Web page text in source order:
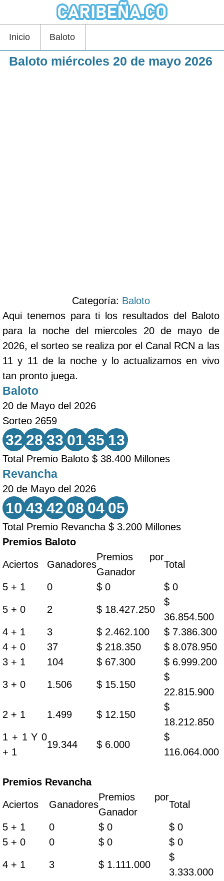
Inicio Baloto
Baloto miércoles 20 de mayo 2026
Categoría: Baloto
Aqui tenemos para ti los resultados del Baloto
para la noche del miercoles 20 de mayo de
2026, el sorteo se realiza por el Canal RCN a las
11 y 11 de la noche y lo actualizamos en vivo
tan pronto juega.
Baloto
20 de Mayo del 2026
Sorteo 2659
32 28 33 01 35 13
Total Premio Baloto $ 38.400 Millones
Revancha
20 de Mayo del 2026
10 43 42 08 04 05
Total Premio Revancha $ 3.200 Millones
Premios Baloto
Aciertos Ganadores
Premios por
Ganador
Total
5 + 1 0 $ 0 $ 0
5 + 0 2 $ 18.427.250
$
36.854.500
4 + 1
3 $ 2.462.100
$ 7.386.300
4 + 0
37 $ 218.350
$ 8.078.950
3 + 1
104 $ 67.300 $ 6.999.200
3 + 0 1.506 $ 15.150
$
22.815.900
2 + 1 1.499 $ 12.150
$
18.212.850
1 + 1 Y 0
+ 1
19.344 $ 6.000
$
116.064.000
Premios Revancha
Aciertos Ganadores
Premios por
Ganador
Total
5 + 1 0 $ 0
$ 0
5 + 0
0 $ 0 $ 0
4 + 1 3 $ 1.111.000
$
3.333.000